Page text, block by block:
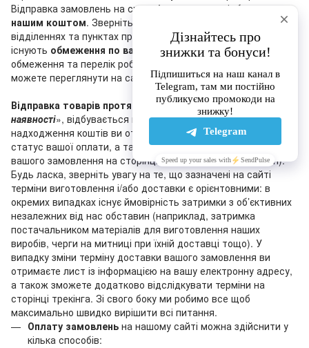
Відправка замовлень на сумувід 20 000 грнвідбувається
нашим коштом. Зверніть, будь ласка, увагу, що в деяких
відділеннях та пунктах приймання-видачі «Нової пошти»
існують обмеження по вазі та суміпісляплати. Актуальні
обмеження та перелік робочих відділень «Нової пошти» ви
можете переглянути на сайті перевізника.
Відправка товарів протягом 1-3 днів, що мають статус «
наявності», відбувається після оплати замовлення (після
надходження коштів ви отримаєте лист, що підтверджує
статус вашої оплати, а також ви побачите зміну статусу
вашого замовлення на сторінці трекінга на нашому сайті).
Будь ласка, зверніть увагу на те, що зазначені на сайті
терміни виготовлення і/або доставки є орієнтовними: в
окремих випадках існує ймовірність затримки з об’єктивних
незалежних від нас обставин (наприклад, затримка
постачальником матеріалів для виготовлення наших
виробів, черги на митниці при їхній доставці тощо). У
випадку зміни терміну доставки вашого замовлення ви
отримаєте лист із інформацією на вашу електронну адресу,
а також зможете додатково відслідкувати терміни на
сторінці трекінга. Зі свого боку ми робимо все щоб
максимально швидко вирішити всі питання.
Оплату замовлень на нашому сайті можна здійснити у
кілька способів: